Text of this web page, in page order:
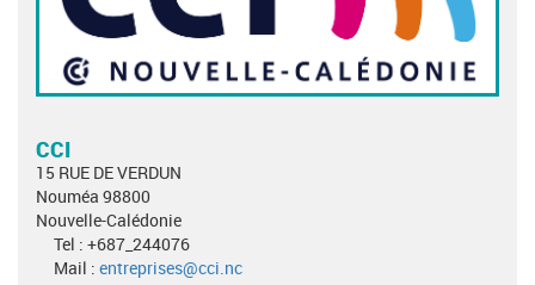
CCI
15 RUE DE VERDUN
Nouméa 98800
Nouvelle-Calédonie
Tel : +687_244076
Mail : entreprises@cci.nc